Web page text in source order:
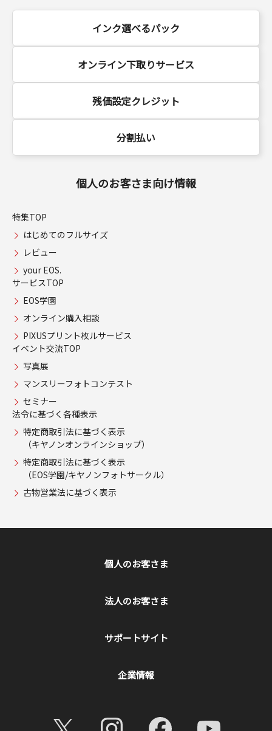
インク選べるパック
オンライン下取りサービス
残価設定クレジット
分割払い
個人のお客さま向け情報
特集TOP
はじめてのフルサイズ
レビュー
your EOS.
サービスTOP
EOS学園
オンライン購入相談
PIXUSプリント枚ルサービス
イベント交流TOP
写真展
マンスリーフォトコンテスト
セミナー
法令に基づく各種表示
特定商取引法に基づく表示
（キヤノンオンラインショップ）
特定商取引法に基づく表示
（EOS学園/キヤノンフォトサークル）
古物営業法に基づく表示
個人のお客さま
法人のお客さま
サポートサイト
企業情報